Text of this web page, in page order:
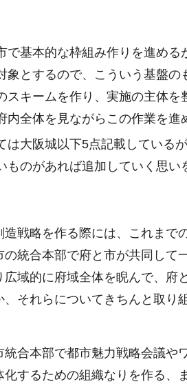
で基本的な枠組み作りを進め
象とするので、こういう基盤
スキームを作り、実施の主体
内全体を見ながらこの作業を進
は大阪城以下5点記載している
ものがあれば追加していく思い
戦略を作る際には、これま
統合本部で府と市が共同して
域的に府域全体を睨んで、
それらについてきちんと取り
統合本部で都市魅力戦略会議
するための組織なりを作る、